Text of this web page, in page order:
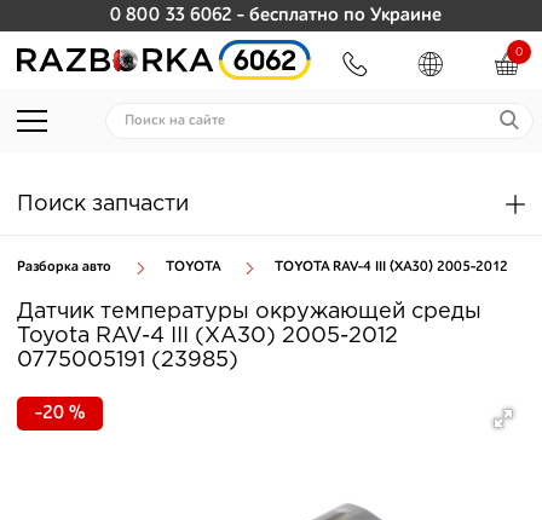
0 800 33 6062 - бесплатно по Украине
0
Поиск запчасти
Разборка авто TOYOTA TOYOTA RAV-4 III (XA30) 2005-2012
Датчик температуры окружающей среды
Toyota RAV-4 III (XA30) 2005-2012
0775005191 (23985)
-20 %